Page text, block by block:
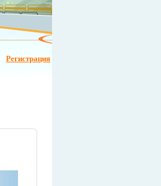
Регистрация